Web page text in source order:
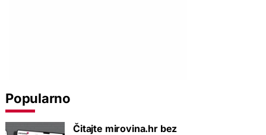
Popularno
Čitajte mirovina.hr bez